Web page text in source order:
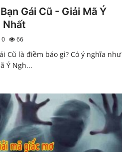
Gái Cũ - Giải Mã Ý
Nhất
0 66
Cũ là điềm báo gì? Có ý nghĩa như
Ý Ngh...